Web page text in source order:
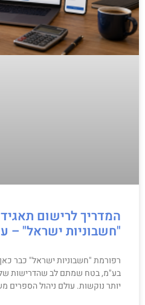
המדריך לרישום
"חשבוניות ישראל" –
רפורמת "חשבוניות ישראל" כבר
בע"מ, בטח שמתם לב שהדרישות
יותר נוקשות. עולם ניהול הספרים